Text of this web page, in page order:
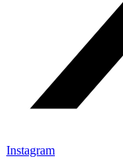
Instagram